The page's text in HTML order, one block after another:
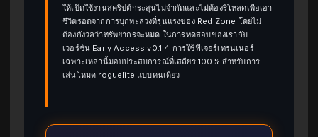
ให้เปิดใช้งานสคริปต์กระสุนไม่จำกัดและไม่ต้องรีโหลดเพื่อเอา
ชีวิตรอดจากการบุกทะลวงที่รุนแรงของ Red Zone โดยไม่
ต้องกังวลว่าทรัพยากรจะหมด ในการทดสอบของเรากับ
เวอร์ชัน Early Access v0.1.4 การใช้ฟีเจอร์เทรนเนอร์
เฉพาะเหล่านี้มอบประสบการณ์ที่เสถียร 100% สำหรับการ
เล่นโหมด roguelite แบบคนเดียว